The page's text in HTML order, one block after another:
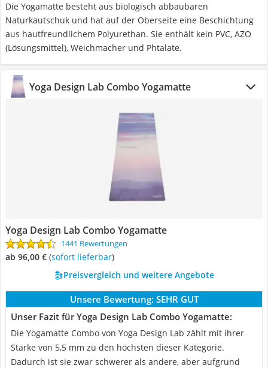
Die Yogamatte besteht aus biologisch abbaubaren
Naturkautschuk und hat auf der Oberseite eine Beschichtung
aus hautfreundlichem Polyurethan. Sie enthält kein PVC, AZO
(Lösungsmittel), Weichmacher und Phtalate.
Yoga Design Lab Combo Yogamatte
Yoga Design Lab Combo Yogamatte
1441 Bewertungen
ab 96,00 € ( Sofort lieferbar)
Preisvergleich und weitere Angebote
Unsere Bewertung: SEHR GUT
Unser Fazit für Yoga Design Lab Combo Yogamatte:
Die Yogamatte Combo von Yoga Design Lab zählt mit ihrer
Stärke von 5,5 mm zu den höchsten dieser Kategorie.
Dadurch ist sie zwar schwerer als andere, aber aufgrund